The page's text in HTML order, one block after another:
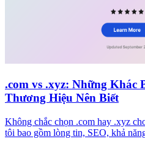
.com vs .xyz: Những Khác
Thương Hiệu Nên Biết
Không chắc chọn .com hay .xyz
tôi bao gồm lòng tin, SEO, khả